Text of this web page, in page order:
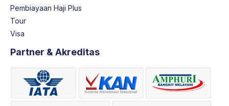
Pembiayaan Haji Plus
Tour
Visa
Partner & Akreditas